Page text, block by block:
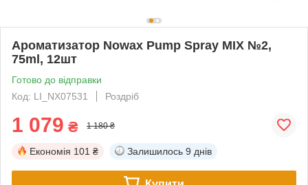
Ароматизатор Nowax Pump Spray MIX №2,
75ml, 12шт
Готово до відправки
Код: LI_NX07531
Роздріб
1 079 ₴ 1 180 ₴
Економія 101 ₴ Залишилось 9 днів